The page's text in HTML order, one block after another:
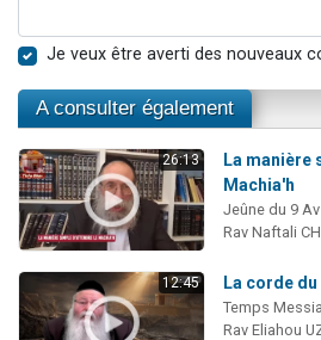
Je veux être averti des nouveaux
A consulter également
26:13
La manière
Machia'h
Jeûne du 9 Av
Rav Naftali
12:45 La corde
Temps
Rav Eliahou